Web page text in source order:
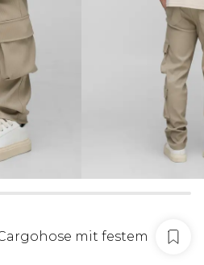
mit festem